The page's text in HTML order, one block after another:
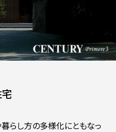
らし方の多様化にともなっ